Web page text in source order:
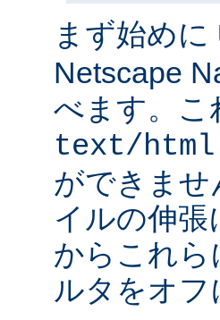
まず始めに
Netscape
べます。こ
text/html
ができませ
イルの伸
からこれら
ルタをオフ